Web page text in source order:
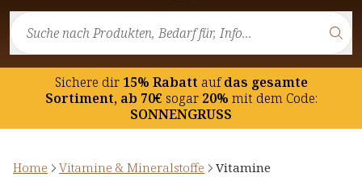
Sichere dir15% Rabatt aufdas gesamte
Sortiment, ab 70€ sogar20% mit dem Code:
SONNENGRUSS
Home Vitamine & Mineralstoffe Vitamine